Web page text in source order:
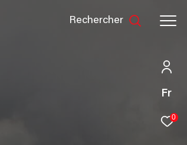
Fr
0
rechercher